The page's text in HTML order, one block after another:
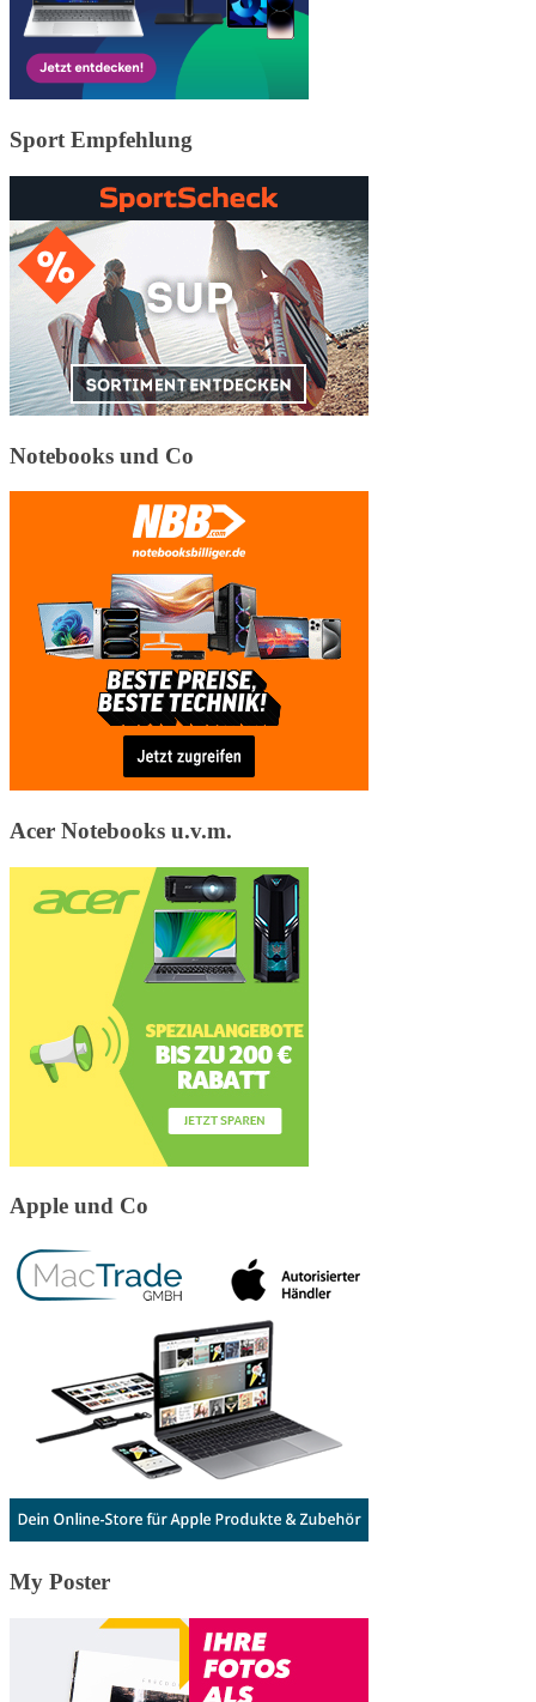
Sport Empfehlung
Notebooks und Co
Acer Notebooks u.v.m.
Apple und Co
My Poster